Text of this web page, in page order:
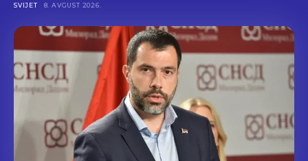
SVIJET 8. AVGUST 2026.